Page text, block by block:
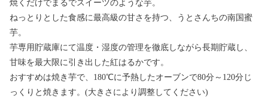
焼くだけでまるでスイーツのような芋。
ねっとりとした食感に最高級の甘さを持つ、うとさんちの南国蜜
芋。
芋専用貯蔵庫にて温度・湿度の管理を徹底しながら長期貯蔵し、
甘味を最大限に引き出した紅はるかです。
おすすめは焼き芋で、180℃に予熱したオーブンで80分～120分じ
っくりと焼きます。(大きさにより調整してください)